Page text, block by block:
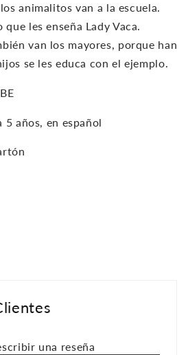
animalitos van a la escuela.
les enseña Lady Vaca.
van los mayores, porque han
se les educa con el ejemplo.
años, en español
una reseña